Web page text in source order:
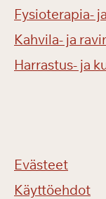
Fysioterapia-
Kahvila- ja
Harrastus- ja
Evästeet
Käyttöehdot